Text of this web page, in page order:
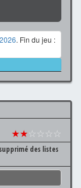
. Fin du jeu :
★★☆☆☆☆
des listes